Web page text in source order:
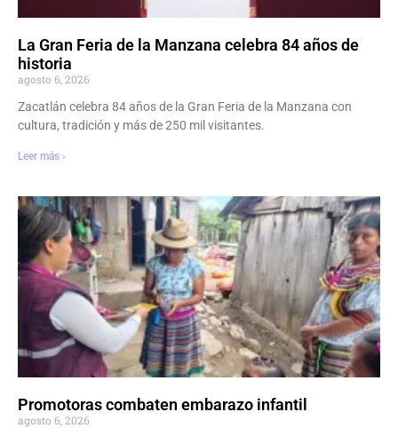
La Gran Feria de la Manzana celebra 84 años de
historia
agosto 6, 2026
Zacatlán celebra 84 años de la Gran Feria de la Manzana con
cultura, tradición y más de 250 mil visitantes.
Leer más ›
Promotoras combaten embarazo infantil
agosto 6, 2026